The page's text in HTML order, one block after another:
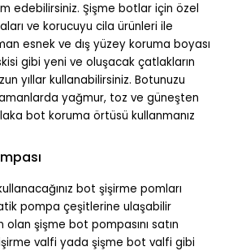
edebilirsiniz. Şişme botlar için özel
ve korucuyu cila ürünleri ile
esnek ve dış yüzey koruma boyası
gibi yeni ve oluşacak çatlakların
yıllar kullanabilirsiniz. Botunuzu
yağmur, toz ve güneşten
bot koruma örtüsü kullanmanız
bot şişirme pomları
pompa çeşitlerine ulaşabilir
olan şişme bot pompasını satın
valfi yada şişme bot valfi gibi